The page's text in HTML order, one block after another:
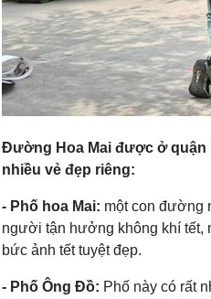
Đường Hoa Mai được ở quận
nhiều vẻ đẹp riêng:
- Phố hoa Mai: một con đường
người tận hưởng không khí tết,
bức ảnh tết tuyệt đẹp.
- Phố Ông Đồ: Phố này có rất